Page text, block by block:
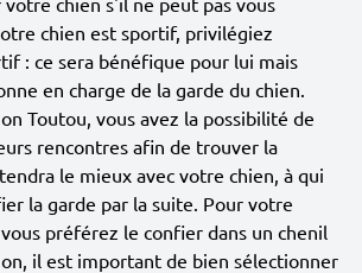
chien est sportif, privilégiez
: ce sera bénéfique pour lui mais
en charge de la garde du chien.
Toutou, vous avez la possibilité de
rencontres afin de trouver la
le mieux avec votre chien, à qui
la garde par la suite. Pour votre
préférez le confier dans un chenil
il est important de bien sélectionner